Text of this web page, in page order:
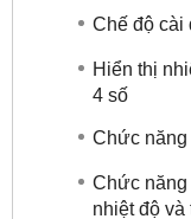
Chế độ cài
Hiển thị
4 số
Chức năng
Chức năng
nhiệt độ